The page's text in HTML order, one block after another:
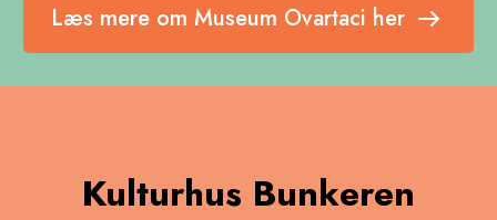
Læs mere om Museum Ovartaci her
Kulturhus Bunkeren